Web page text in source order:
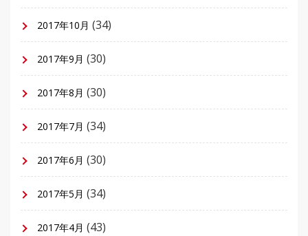
2017年10月 (34)
2017年9月 (30)
2017年8月 (30)
2017年7月 (34)
2017年6月 (30)
2017年5月 (34)
2017年4月 (43)